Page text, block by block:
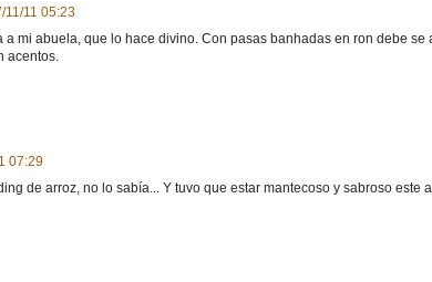
11/11 05:23
a mi abuela, que lo hace divino. Con pasas banhadas en ron debe se
acentos.
07:29
de arroz, no lo sabía... Y tuvo que estar mantecoso y sabroso este